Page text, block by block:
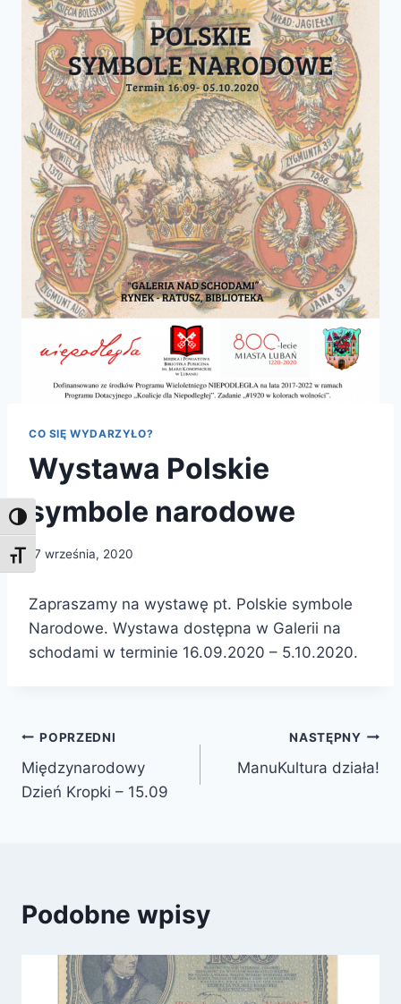
Toggle High Contrast
Toggle Font size
CO SIĘ WYDARZYŁO?
Wystawa Polskie
symbole narodowe
17 września, 2020
Zapraszamy na wystawę pt. Polskie symbole
Narodowe. Wystawa dostępna w Galerii na
schodami w terminie 16.09.2020 – 5.10.2020.
Nawigacja
wpisu
POPRZEDNI
Międzynarodowy
Dzień Kropki – 15.09
NASTĘPNY
ManuKultura działa!
Podobne wpisy